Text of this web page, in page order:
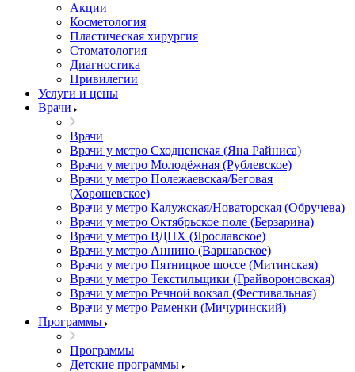
Акции
Косметология
Пластическая хирургия
Стоматология
Диагностика
Привилегии
Услуги и цены
Врачи
Врачи
Врачи у метро Сходненская (Яна Райниса)
Врачи у метро Молодёжная (Рублевское)
Врачи у метро Полежаевская/Беговая
(Хорошевское)
Врачи у метро Калужская/Новаторская (Обручева)
Врачи у метро Октябрьское поле (Берзарина)
Врачи у метро ВДНХ (Ярославское)
Врачи у метро Аннино (Варшавское)
Врачи у метро Пятницкое шоссе (Митинская)
Врачи у метро Текстильщики (Грайвороновская)
Врачи у метро Речной вокзал (Фестивальная)
Врачи у метро Раменки (Мичуринский)
Программы
Программы
Детские программы